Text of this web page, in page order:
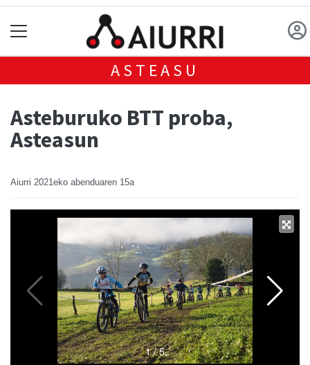
ASTEASU
Asteburuko BTT proba,
Asteasun
Aiurri 2021eko abenduaren 15a